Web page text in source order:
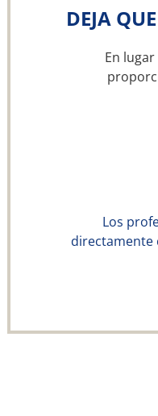
DEJA
En
Los
directamente